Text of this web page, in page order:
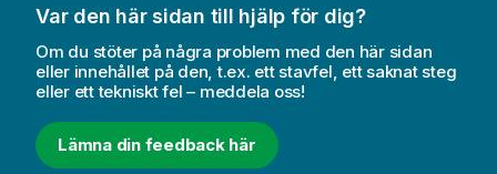
Var den här sidan till hjälp för dig?
Om du stöter på några problem med den här sidan
eller innehållet på den, t.ex. ett stavfel, ett saknat steg
eller ett tekniskt fel – meddela oss!
Lämna din feedback här